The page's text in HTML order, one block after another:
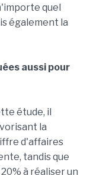
quel
également la
aussi pour
étude, il
la
d'affaires
tandis que
à réaliser un